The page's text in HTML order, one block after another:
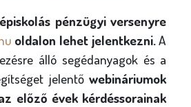
pénzügyi versenyre
oldalon lehet jelentkezni.A
álló segédanyagok és a
jelentőwebináriumok
előző évek kérdéssorainak